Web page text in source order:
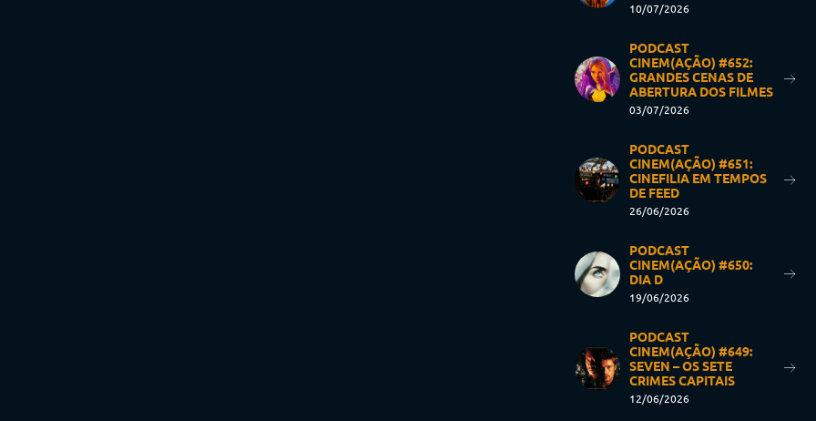
10/07/2026
PODCAST
CINEM(AÇÃO) #652:
GRANDES CENAS DE
ABERTURA DOS FILMES
03/07/2026
PODCAST
CINEM(AÇÃO) #651:
CINEFILIA EM TEMPOS
DE FEED
26/06/2026
PODCAST
CINEM(AÇÃO) #650:
DIA D
19/06/2026
PODCAST
CINEM(AÇÃO) #649:
SEVEN – OS SETE
CRIMES CAPITAIS
12/06/2026